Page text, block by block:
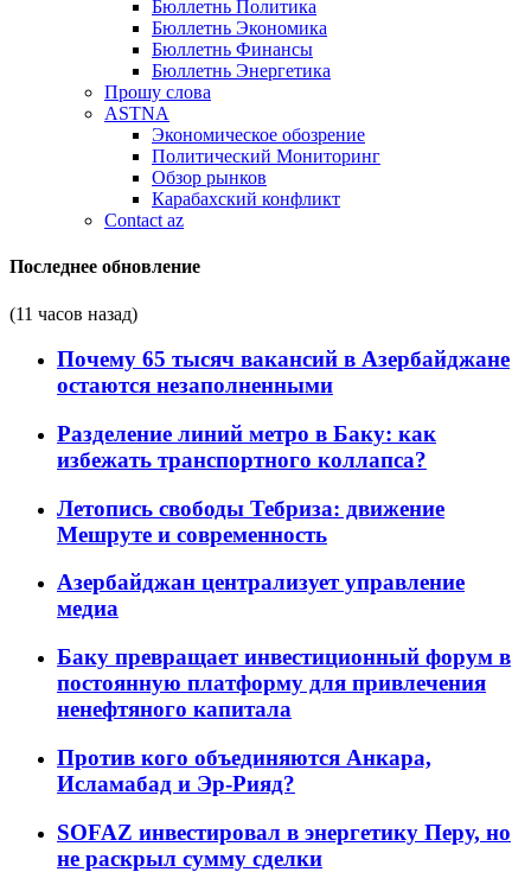
Бюллетнь Политика
Бюллетнь Экономика
Бюллетнь Финансы
Бюллетнь Энергетика
Прошу слова
ASTNA
Экономическое обозрение
Политический Мониторинг
Обзор рынков
Карабахский конфликт
Contact az
Последнее обновление
(11 часов назад)
Почему 65 тысяч вакансий в Азербайджане
остаются незаполненными
Разделение линий метро в Баку: как
избежать транспортного коллапса?
Летопись свободы Тебриза: движение
Мешруте и современность
Азербайджан централизует управление
медиа
Баку превращает инвестиционный форум в
постоянную платформу для привлечения
ненефтяного капитала
Против кого объединяются Анкара,
Исламабад и Эр-Рияд?
SOFAZ инвестировал в энергетику Перу, но
не раскрыл сумму сделки